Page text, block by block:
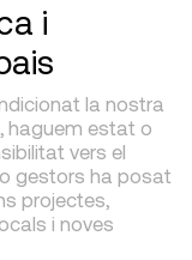
i
la nostra
haguem estat o
vers el
gestors ha posat
projectes,
i noves